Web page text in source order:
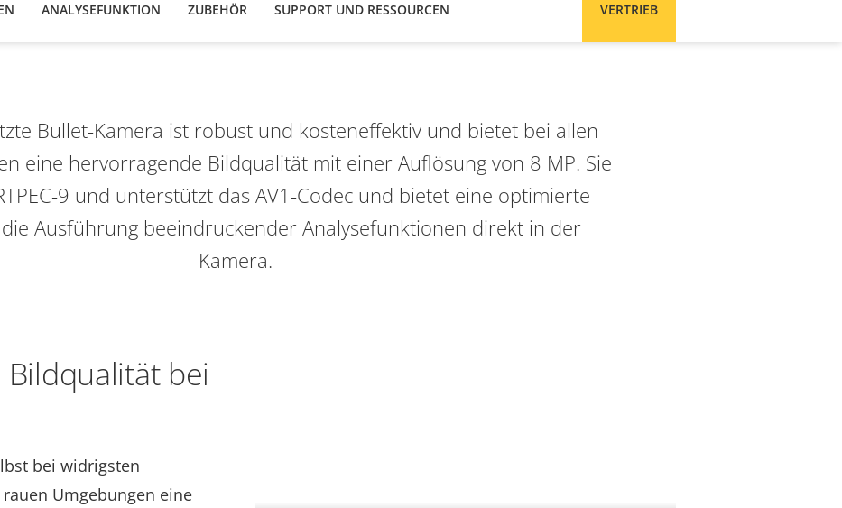
ANALYSEFUNKTION ZUBEHÖR VERTRIEB
SUPPORT UND RESSOURCEN
Bullet-Kamera ist robust und kosteneffektiv und bietet bei allen
eine hervorragende Bildqualität mit einer Auflösung von 8 MP. Sie
9 und unterstützt das AV1-Codec und bietet eine optimierte
Ausführung beeindruckender Analysefunktionen direkt in der
Kamera.
bei
bei widrigsten
Umgebungen eine